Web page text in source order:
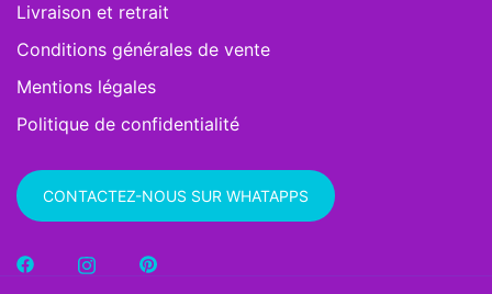
Livraison et retrait
Conditions générales de vente
Mentions légales
Politique de confidentialité
CONTACTEZ-NOUS SUR WHATAPPS